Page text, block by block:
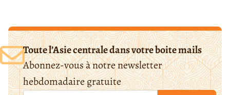
Toute l’Asie centrale dans votre boite mails
Abonnez-vous à notre newsletter
hebdomadaire gratuite